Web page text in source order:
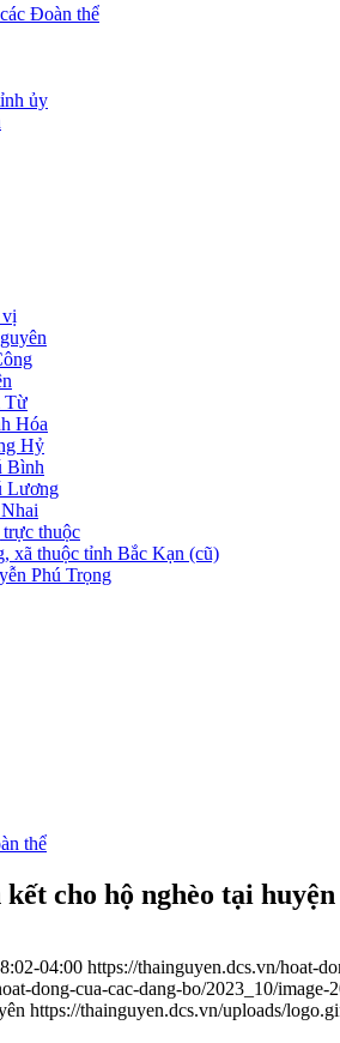
Đoàn thể
ủy
Từ
Hóa
Hỷ
Bình
Lương
thuộc
xã thuộc tỉnh Bắc Kạn (cũ)
Phú Trọng
thể
cho hộ nghèo tại
04:00 https://thainguyen.dcs.vn/hoat-
dong-cua-cac-dang-bo/2023_10/image-
https://thainguyen.dcs.vn/uploads/